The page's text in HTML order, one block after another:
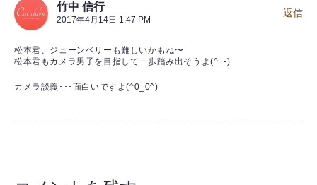
竹中 信行
2017年4月14日 1:47 PM
松本君、ジューンベリーも難しいかもね〜
松本君もカメラ男子を目指して一歩踏み出そうよ(^_-)
カメラ談義･･･面白いですよ(^0_0^)
返信